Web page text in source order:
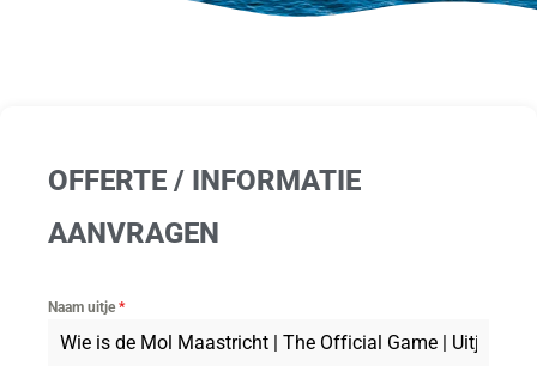
OFFERTE / INFORMATIE
AANVRAGEN
Naam uitje*